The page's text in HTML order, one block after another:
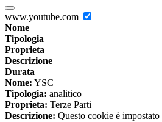
www.youtube.com
Nome
Tipologia
Proprieta
Descrizione
Durata
Nome: YSC
Tipologia: analitico
Proprieta: Terze Parti
Descrizione: Questo cookie è